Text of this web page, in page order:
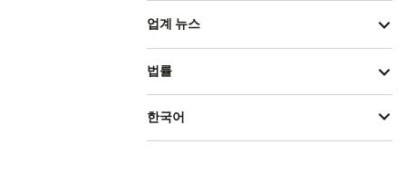
업계 뉴스
법률
한국어